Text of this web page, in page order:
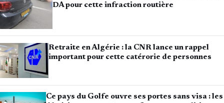
DA pour cette infraction routière
Retraite en Algérie : la CNR lance un rappel
important pour cette catérorie de personnes
Ce pays du Golfe ouvre ses portes sans visa : les